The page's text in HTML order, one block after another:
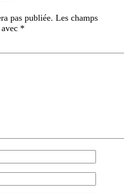
pas publiée. Les champs
*